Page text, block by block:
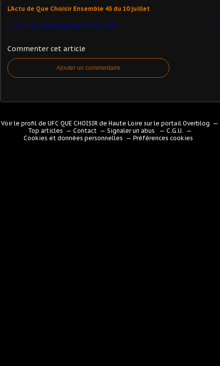
L'Actu de Que Choisir Ensemble 43 du 10 juillet
L'Act UFC 43 du 1er septembre 2022
Commenter cet article
Ajouter un commentaire
Voir le profil deUFC QUE CHOISIR de Haute Loire sur le portail Overblog
Top articles
Contact Signaler un abus
C.G.U.
Cookies et données personnelles
Préférences cookies